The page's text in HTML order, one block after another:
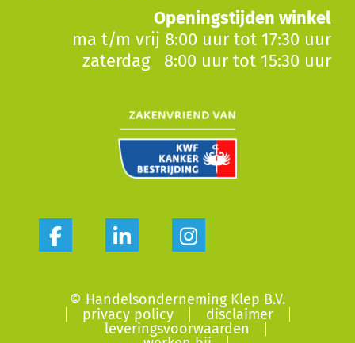
Openingstijden winkel
ma t/m vrij 8:00 uur tot 17:30 uur
zaterdag 8:00 uur tot 15:30 uur
© Handelsonderneming Klep B.V.
privacy policy
disclaimer
leveringsvoorwaarden